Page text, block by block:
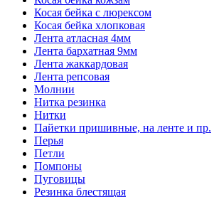
Косая бейка с люрексом
Косая бейка хлопковая
Лента атласная 4мм
Лента бархатная 9мм
Лента жаккардовая
Лента репсовая
Молнии
Нитка резинка
Нитки
Пайетки пришивные, на ленте и пр.
Перья
Петли
Помпоны
Пуговицы
Резинка блестящая